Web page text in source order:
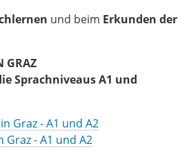
und beim Erkunden der
GRAZ
Sprachniveaus A1 und
Graz - A1 und A2
Graz - A1 und A2